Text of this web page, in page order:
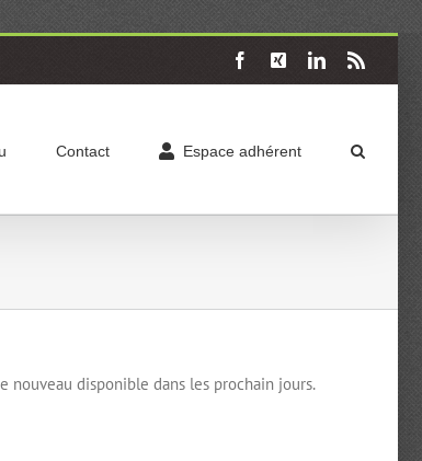
Facebook
X LinkedIn
Contact Espace adhérent
nouveau disponible dans les prochain jours.